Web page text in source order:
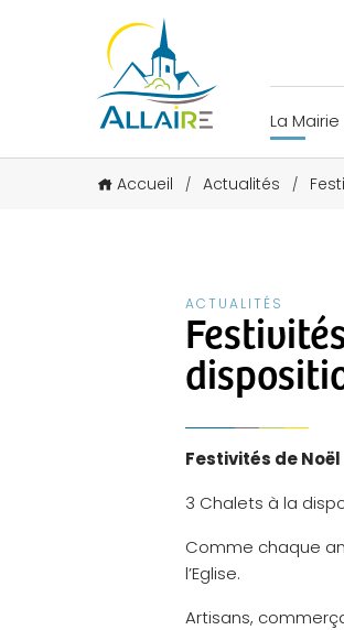
La
Accueil / Actualités /
ACTUALITÉS
Festivités de Noël
3 Chalets à la
Comme chaque
l’Eglise.
Artisans,